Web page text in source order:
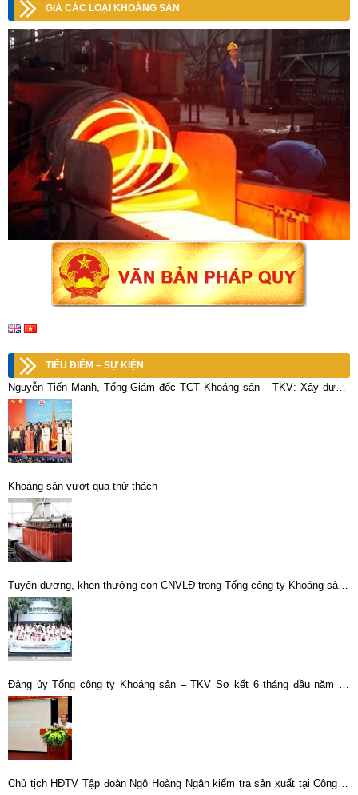
GIÁ CÁC LOẠI KHOÁNG SẢN
TIÊU ĐIỂM – SỰ KIỆN
Nguyễn Tiến Mạnh, Tổng Giám đốc TCT Khoáng sản – TKV: Xây dựng,
phát triển Tổng công ty Khoáng sản – Vinacomin giàu mạnh – thân thiện
– hài hòa
Khoáng sản vượt qua thử thách
Tuyên dương, khen thưởng con CNVLĐ trong Tổng công ty Khoáng sản -
TKV đạt thành tích cao năm học 2021 – 2022
Đảng ủy Tổng công ty Khoáng sản – TKV Sơ kết 6 tháng đầu năm và
triển khai nhiệm vụ 6 tháng cuối năm 2020
Chủ tịch HĐTV Tập đoàn Ngô Hoàng Ngân kiểm tra sản xuất tại Công ty